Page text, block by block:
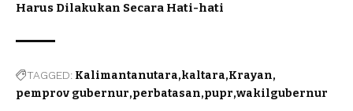
Harus Dilakukan Secara Hati-hati
TAGGED: Kalimantanutara kaltara Krayan
pemprov gubernur perbatasan pupr wakilgubernur